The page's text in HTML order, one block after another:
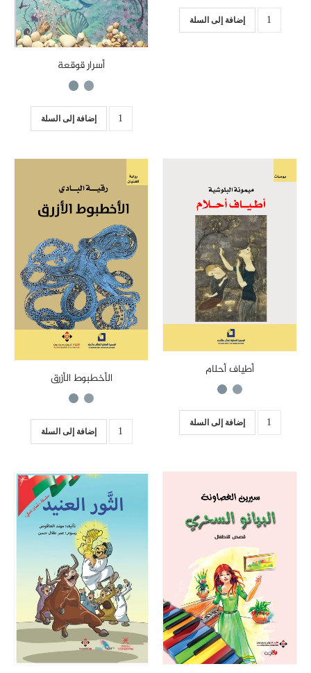
إضافة إلى السلة
أسرار قوقعة
إضافة إلى السلة
أطياف أحلام
إضافة إلى السلة
الأخطبوط الأزرق
إضافة إلى السلة